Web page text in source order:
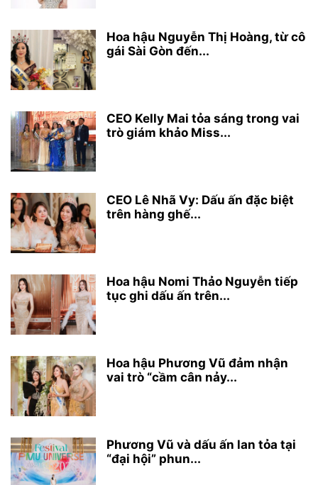
Hoa hậu Nguyễn Thị Hoàng, từ cô
gái Sài Gòn đến...
CEO Kelly Mai tỏa sáng trong vai
trò giám khảo Miss...
CEO Lê Nhã Vy: Dấu ấn đặc biệt
trên hàng ghế...
Hoa hậu Nomi Thảo Nguyễn tiếp
tục ghi dấu ấn trên...
Hoa hậu Phương Vũ đảm nhận
vai trò “cầm cân nảy...
Phương Vũ và dấu ấn lan tỏa tại
“đại hội” phun...